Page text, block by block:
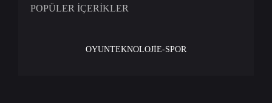
POPÜLER İÇERİKLER
OYUNTEKNOLOJİE-SPOR